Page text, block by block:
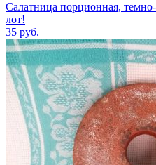
Салатница порционная,
лот!
35 руб.